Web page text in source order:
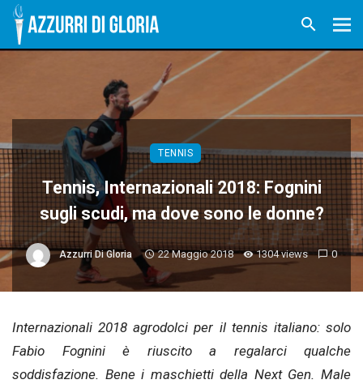
TENNIS
Tennis, Internazionali 2018: Fognini
sugli scudi, ma dove sono le donne?
Azzurri Di Gloria 22 Maggio 2018 1304 views 0
Internazionali 2018 agrodolci per il tennis italiano: solo
Fabio Fognini è riuscito a regalarci qualche
soddisfazione. Bene i maschietti della Next Gen. Male